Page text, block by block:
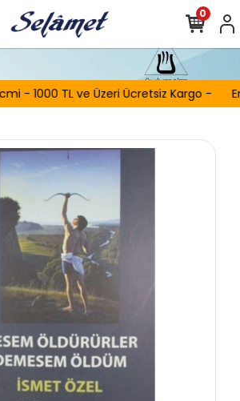
- 1000 TL ve Üzeri Ücretsiz Kargo -
0